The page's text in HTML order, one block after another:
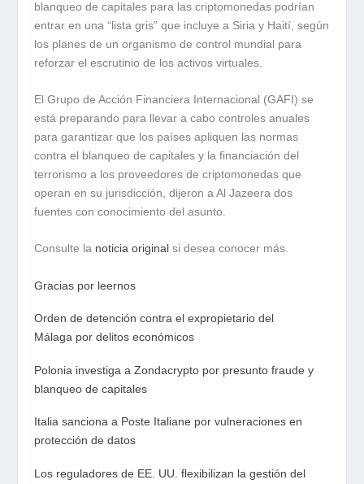
blanqueo de capitales para las criptomonedas podrían
entrar en una “lista gris” que incluye a Siria y Haití, según
los planes de un organismo de control mundial para
reforzar el escrutinio de los activos virtuales.
El Grupo de Acción Financiera Internacional (GAFI) se
está preparando para llevar a cabo controles anuales
para garantizar que los países apliquen las normas
contra el blanqueo de capitales y la financiación del
terrorismo a los proveedores de criptomonedas que
operan en su jurisdicción, dijeron a Al Jazeera dos
fuentes con conocimiento del asunto.
Consulte la noticia original si desea conocer más.
Gracias por leernos
Orden de detención contra el expropietario del
Málaga por delitos económicos
Polonia investiga a Zondacrypto por presunto fraude y
blanqueo de capitales
Italia sanciona a Poste Italiane por vulneraciones en
protección de datos
Los reguladores de EE. UU. flexibilizan la gestión del